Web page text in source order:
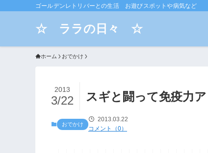
ゴールデンレトリバーとの生活 お遊びスポットや病気など
☆ ララの日々 ☆
ホーム おでかけ
スギと闘って免疫力ア
2013
3/22
おでかけ
2013.03.22
コメント（0）